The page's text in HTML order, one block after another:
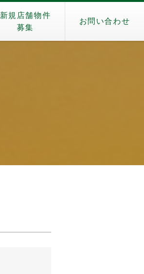
新規店舗物件
募集
お問い合わせ